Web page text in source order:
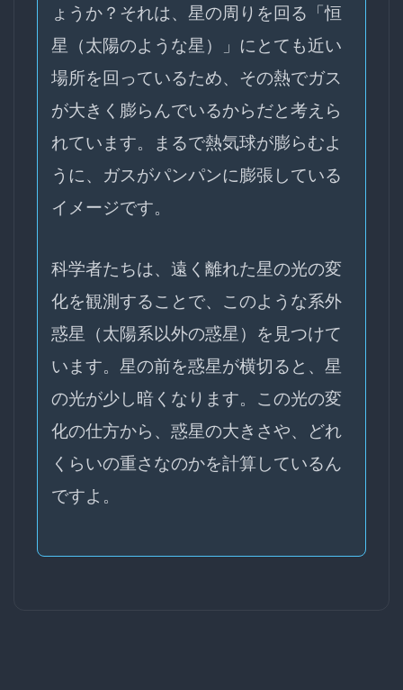
ょうか？それは、星の周りを回る「恒
星（太陽のような星）」にとても近い
場所を回っているため、その熱でガス
が大きく膨らんでいるからだと考えら
れています。まるで熱気球が膨らむよ
うに、ガスがパンパンに膨張している
イメージです。
科学者たちは、遠く離れた星の光の変
化を観測することで、このような系外
惑星（太陽系以外の惑星）を見つけて
います。星の前を惑星が横切ると、星
の光が少し暗くなります。この光の変
化の仕方から、惑星の大きさや、どれ
くらいの重さなのかを計算しているん
ですよ。